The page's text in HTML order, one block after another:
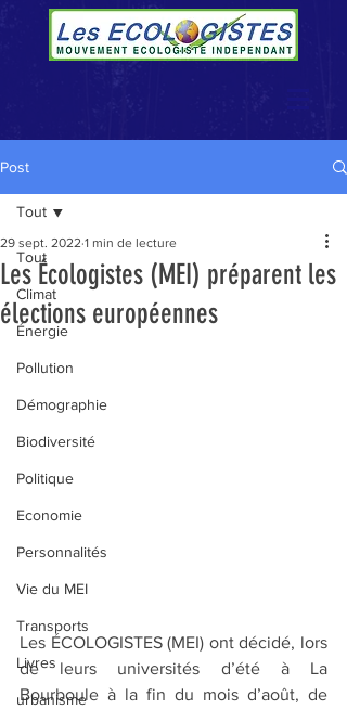
Post
Tout
Climat
Énergie
Pollution
Démographie
Biodiversité
Politique
Economie
Personnalités
Vie du MEI
Transports
Livres
urbanisme
Tout
Les Écologistes (MEI) préparent les
élections européennes
29 sept. 2022 1 min de lecture
Les ÉCOLOGISTES (MEI) ont décidé, lors
de leurs universités d’été à La
Bourboule à la fin du mois d’août, de